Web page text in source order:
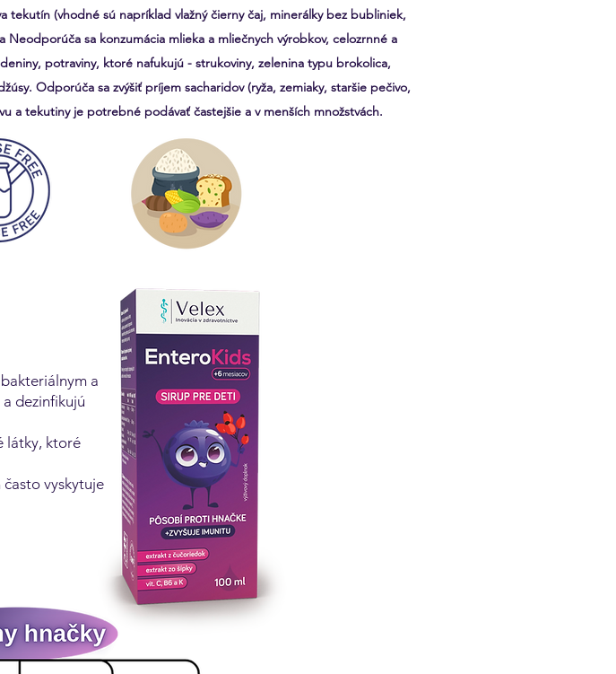
(vhodné sú napríklad vlažný čierny čaj, minerálky bez bubliniek,
sa konzumácia mlieka a mliečnych výrobkov, celozrnné a
potraviny, ktoré nafukujú - strukoviny, zelenina typu brokolica,
Odporúča sa zvýšiť príjem sacharidov (ryža, zemiaky, staršie pečivo,
a tekutiny je potrebné podávať častejšie a v menších množstvách.
a
dezinfikujú
látky, ktoré
vyskytuje